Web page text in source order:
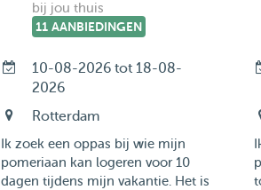
bij jou thuis
11 AANBIEDINGEN
10-08-2026 tot 18-08-
2026
Rotterdam
Ik zoek een oppas bij wie mijn
pomeriaan kan logeren voor 10
dagen tijdens mijn vakantie. Het is